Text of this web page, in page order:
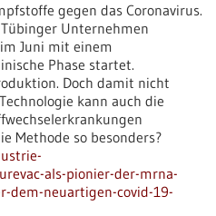
gegen das Coronavirus.
Unternehmen
Juni mit einem
Phase startet.
Doch damit nicht
kann auch die
Methode so besonders?
als-pionier-der-mrna-
dem-neuartigen-covid-19-